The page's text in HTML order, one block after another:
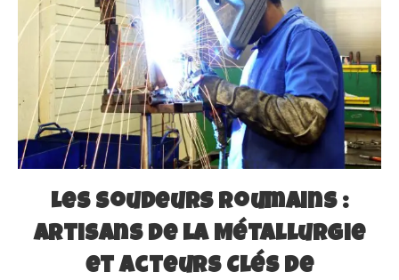
Les Soudeurs Roumains :
Artisans de la Métallurgie
et Acteurs Clés de